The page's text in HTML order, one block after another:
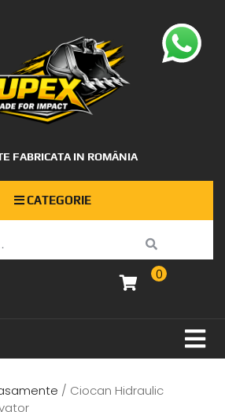
FABRICATA IN ROMÂNIA
CATEGORIE
0
/ Ciocan Hidraulic